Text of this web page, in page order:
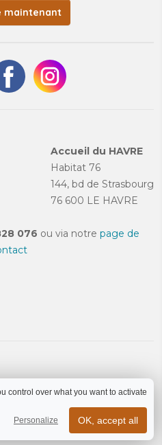
maintenant
Accueil du HAVRE
Habitat 76
144, bd de Strasbourg
76 600 LE HAVRE
076 ou via notre page de
control over what you want to activate
Personalize OK, accept all